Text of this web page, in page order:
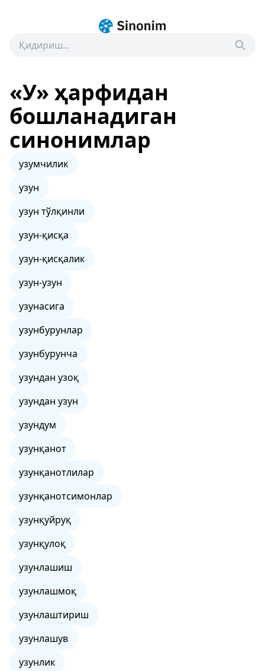
«У» ҳарфидан
бошланадиган
синонимлар
узумчилик
узун
узун тўлқинли
узун-қисқа
узун-қисқалик
узун-узун
узунасига
узунбурунлар
узунбурунча
узундан узоқ
узундан узун
узундум
узунқанот
узунқанотлилар
узунқанотсимонлар
узунқуйруқ
узунқулоқ
узунлашиш
узунлашмоқ
узунлаштириш
узунлашув
узунлик